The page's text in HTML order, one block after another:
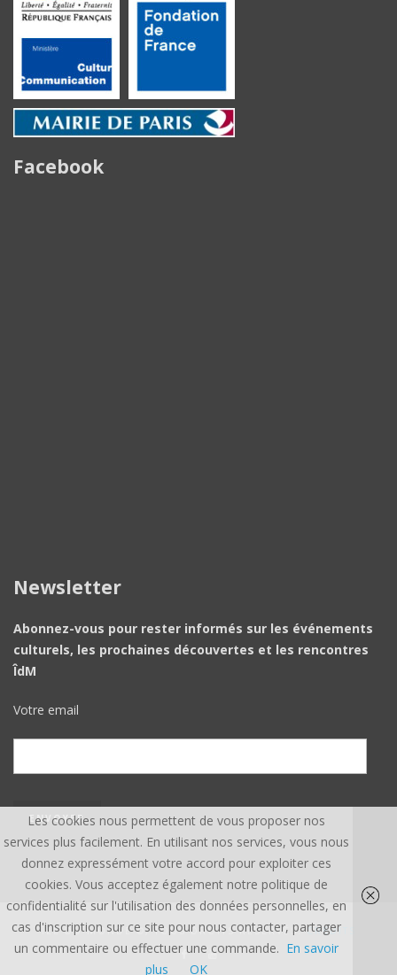
Facebook
Newsletter
Abonnez-vous pour rester informés sur les événements
culturels, les prochaines découvertes et les rencontres
ÎdM
Votre email
ÎLE DU MONDE ©, TOUS DROITS RÉSERVÉS.CREDITS
Les cookies nous permettent de vous proposer nos
services plus facilement. En utilisant nos services, vous nous
donnez expressément votre accord pour exploiter ces
cookies. Vous acceptez également notre politique de
confidentialité sur l'utilisation des données personnelles, en
cas d'inscription sur ce site pour nous contacter, partager
un commentaire ou effectuer une commande. En savoir
plus
OK